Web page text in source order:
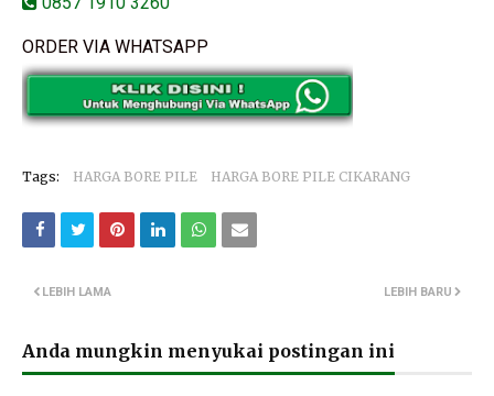
ORDER VIA WHATSAPP
Tags: HARGA BORE PILE HARGA BORE PILE CIKARANG
LEBIH BARU
LEBIH LAMA
Anda mungkin menyukai postingan ini